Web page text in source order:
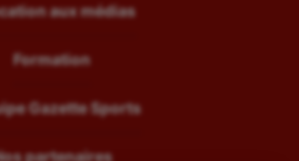
aux médias
Formation
Gazette Sports
partenaires